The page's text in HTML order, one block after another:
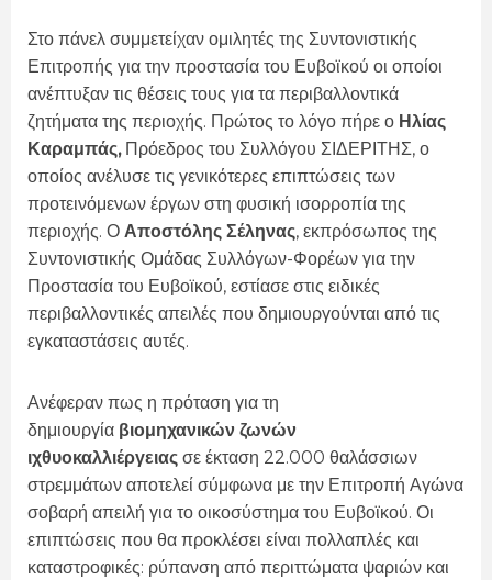
Στο πάνελ συμμετείχαν ομιλητές της Συντονιστικής
Επιτροπής για την προστασία του Ευβοϊκού οι οποίοι
ανέπτυξαν τις θέσεις τους για τα περιβαλλοντικά
ζητήματα της περιοχής. Πρώτος το λόγο πήρε ο Ηλίας
Καραμπάς,Πρόεδρος του Συλλόγου ΣΙΔΕΡΙΤΗΣ, ο
οποίος ανέλυσε τις γενικότερες επιπτώσεις των
προτεινόμενων έργων στη φυσική ισορροπία της
περιοχής. Ο Αποστόλης Σέληνας, εκπρόσωπος της
Συντονιστικής Ομάδας Συλλόγων-Φορέων για την
Προστασία του Ευβοϊκού, εστίασε στις ειδικές
περιβαλλοντικές απειλές που δημιουργούνται από τις
εγκαταστάσεις αυτές.
Ανέφεραν πως η πρόταση για τη
δημιουργία βιομηχανικών ζωνών
ιχθυοκαλλιέργειας σε έκταση 22.000 θαλάσσιων
στρεμμάτων αποτελεί σύμφωνα με την Επιτροπή Αγώνα
σοβαρή απειλή για το οικοσύστημα του Ευβοϊκού. Οι
επιπτώσεις που θα προκλέσει είναι πολλαπλές και
καταστροφικές: ρύπανση από περιττώματα ψαριών και